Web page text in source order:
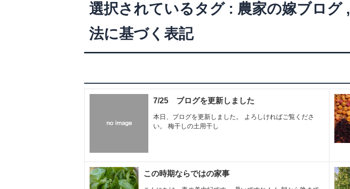
選択されているタグ : 農家の嫁ブログ,
法に基づく表記
7/25 ブログを更新しました
本日、ブログを更新しました。 よろしければご覧くださ
い。 梅干しの土用干し
この時期ならではの家事